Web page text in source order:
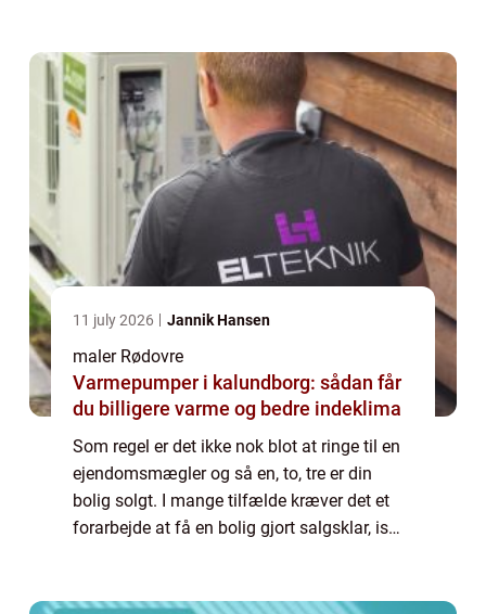
11 july 2026 Jannik Hansen
maler Rødovre
Varmepumper i kalundborg: sådan får
du billigere varme og bedre indeklima
Som regel er det ikke nok blot at ringe til en
ejendomsmægler og så en, to, tre er din
bolig solgt. I mange tilfælde kræver det et
forarbejde at få en bolig gjort salgsklar, især